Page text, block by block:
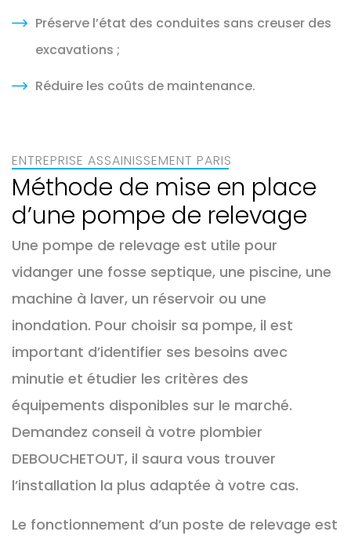
Préserve l’état des conduites sans creuser des
excavations ;
Réduire les coûts de maintenance.
ENTREPRISE ASSAINISSEMENT PARIS
Méthode de mise en place
d’une pompe de relevage
Une pompe de relevage est utile pour
vidanger une fosse septique, une piscine, une
machine à laver, un réservoir ou une
inondation. Pour choisir sa pompe, il est
important d’identifier ses besoins avec
minutie et étudier les critères des
équipements disponibles sur le marché.
Demandez conseil à votre plombier
DEBOUCHETOUT, il saura vous trouver
l’installation la plus adaptée à votre cas.
Le fonctionnement d’un poste de relevage est